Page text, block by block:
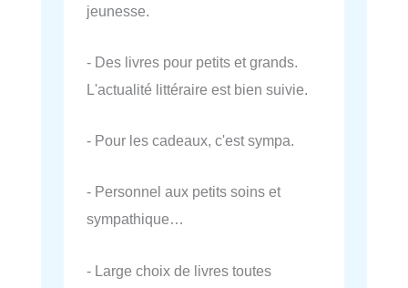
jeunesse.
- Des livres pour petits et grands.
L'actualité littéraire est bien suivie.
- Pour les cadeaux, c'est sympa.
- Personnel aux petits soins et
sympathique…
- Large choix de livres toutes